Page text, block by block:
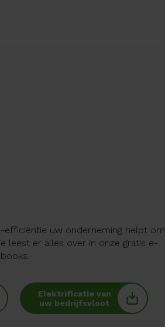
efficiëntie uw onderneming helpt om
leest er alles over in onze gratis e-
books.
Elektrificatie van
uw bedrijfsvloot